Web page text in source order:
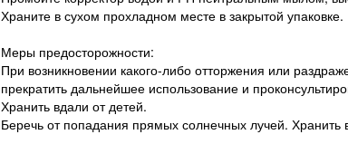
Храните в сухом прохладном месте в закрытой упаковке.
Меры предосторожности:
При возникновении какого-либо отторжения или
прекратить дальнейшее использование и
Хранить вдали от детей.
Беречь от попадания прямых солнечных лучей. Хранить